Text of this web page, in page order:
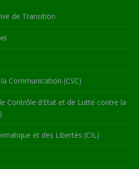
de Transition
Communication (CSC)
Contrôle d’Etat et de Lutte contre la
et des Libertés (CIL)